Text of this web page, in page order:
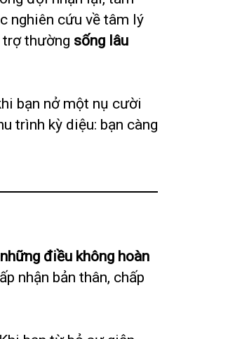
nghiên cứu về tâm lý
thường sống lâu
bạn nở một nụ cười
trình kỳ diệu: bạn càng
điều không hoàn
nhận bản thân, chấp